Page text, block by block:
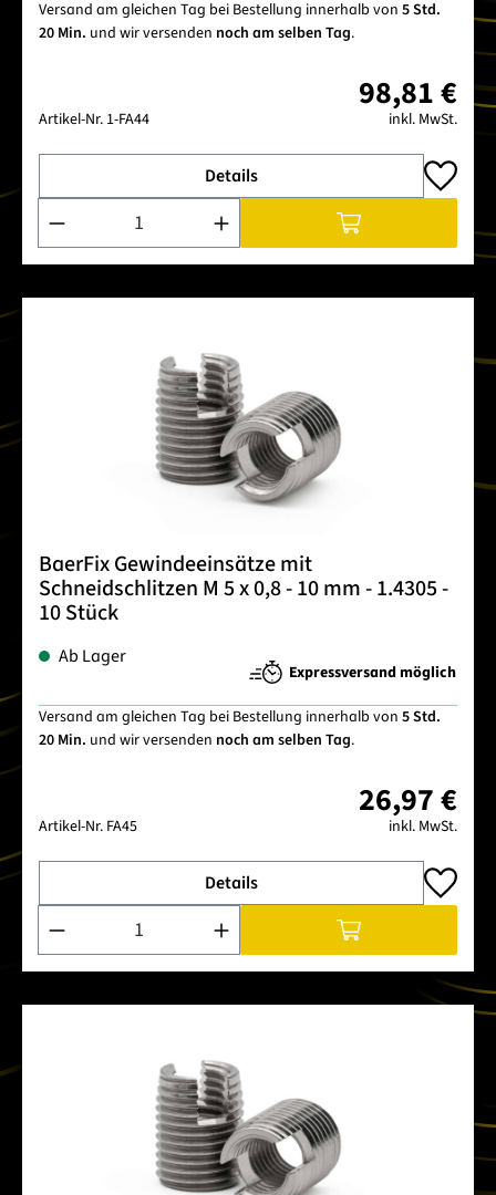
Versand am gleichen Tag bei Bestellung innerhalb von 5 Std.
20 Min. und wir versenden noch am selben Tag.
Artikel-Nr. 1-FA44
98,81 €
inkl. MwSt.
Details
Produkt Anzahl: Gib den gewünschten Wert ein oder
BaerFix Gewindeeinsätze mit
Schneidschlitzen M 5 x 0,8 - 10 mm - 1.4305 -
10 Stück
Ab Lager
Expressversand möglich
Versand am gleichen Tag bei Bestellung innerhalb von 5 Std.
20 Min. und wir versenden noch am selben Tag.
Artikel-Nr. FA45
26,97 €
inkl. MwSt.
Details
Produkt Anzahl: Gib den gewünschten Wert ein oder